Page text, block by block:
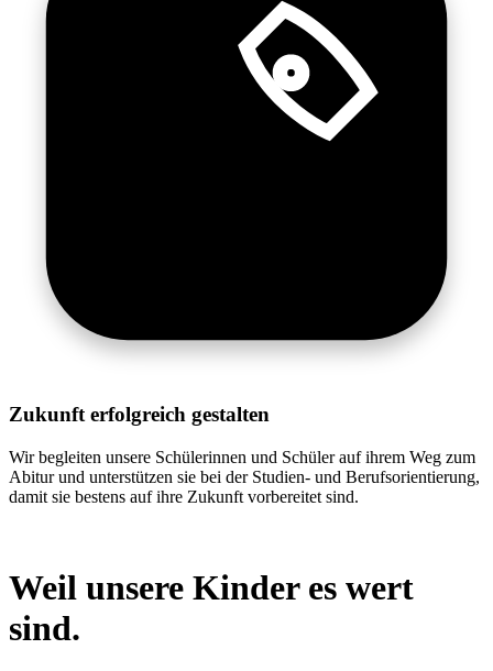
Zukunft erfolgreich gestalten
Wir begleiten unsere Schülerinnen und Schüler auf ihrem Weg zum
Abitur und unterstützen sie bei der Studien- und Berufsorientierung,
damit sie bestens auf ihre Zukunft vorbereitet sind.
Weil unsere Kinder es wert
sind.